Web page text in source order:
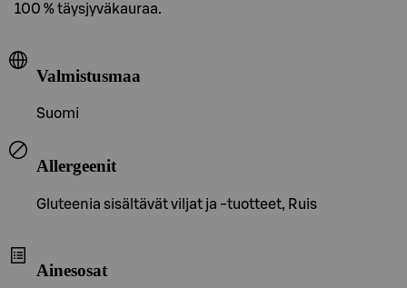
100 % täysjyväkauraa.
Valmistusmaa
Suomi
Allergeenit
Gluteenia sisältävät viljat ja -tuotteet, Ruis
Ainesosat